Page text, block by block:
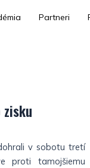
Partneri
zisku
v sobotu tretí
proti tamojšiemu